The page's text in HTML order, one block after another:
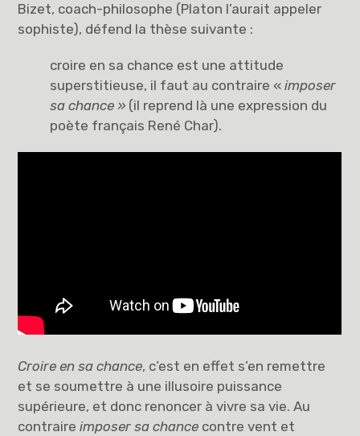
Dieu
Libre pour me décider et m’engager
Éducation à la philosophie et à la citoyenneté
Bizet, coach-philosophe (Platon l’aurait appeler
sophiste), défend la thèse suivante :
croire en sa chance est une attitude
superstitieuse, il faut au contraire «imposer
sa chance » (il reprend là une expression du
poète français René Char).
Croire en sa chance, c’est en effet s’en remettre
et se soumettre à une illusoire puissance
supérieure, et donc renoncer à vivre sa vie. Au
contraireimposer sa chance contre vent et